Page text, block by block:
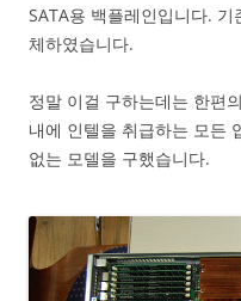
SATA용 백플레인입니다.
체하였습니다.
정말 이걸 구하는데는 한편
내에 인텔을 취급하는 모든
없는 모델을 구했습니다.